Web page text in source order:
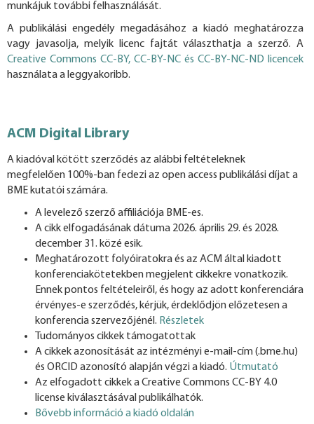
munkájuk további felhasználását.
A publikálási engedély megadásához a kiadó meghatározza
vagy javasolja, melyik licenc fajtát választhatja a szerző. A
Creative Commons CC-BY, CC-BY-NC és CC-BY-NC-ND licencek
használata a leggyakoribb.
ACM Digital Library
A kiadóval kötött szerződés az alábbi feltételeknek
megfelelően 100%-ban fedezi az open access publikálási díjat a
BME kutatói számára.
A levelező szerző affiliációja BME-es.
A cikk elfogadásának dátuma 2026. április 29. és 2028.
december 31. közé esik.
Meghatározott folyóiratokra és az ACM által kiadott
konferenciakötetekben megjelent cikkekre vonatkozik.
Ennek pontos feltételeiről, és hogy az adott konferenciára
érvényes-e szerződés, kérjük, érdeklődjön előzetesen a
konferencia szervezőjénél. Részletek
Tudományos cikkek támogatottak
A cikkek azonosítását az intézményi e-mail-cím (.bme.hu)
és ORCID azonosító alapján végzi a kiadó. Útmutató
Az elfogadott cikkek a Creative Commons CC-BY 4.0
license kiválasztásával publikálhatók.
Bővebb információ a kiadó oldalán